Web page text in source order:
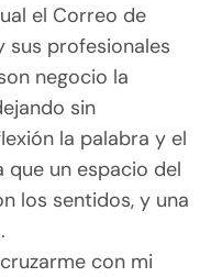
el Correo de
sus profesionales
negocio la
sin
la palabra y el
que un espacio del
los sentidos, y una
con mi